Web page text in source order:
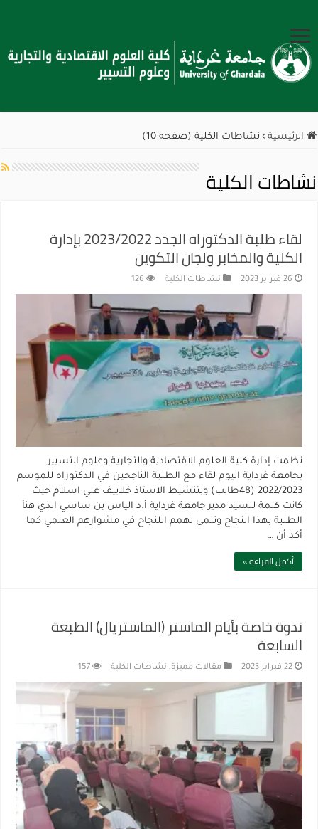
الرئيسية › نشاطات الكلية (صفحه 10)
نشاطات الكلية
لقاء طلبة الدكتوراه الجدد 2023/2022 بإدارة
الكلية والمخابر ولجان التكوين
26 فبراير 2023 نشاطات الكلية 126
نظمت إدارة كلية العلوم الاقتصادية والتجارية وعلوم التسيير
بجامعة غرداية اليوم لقاء مع الطلبة الناجحين في الدكتوراه للموسم
2022/2023 (48طالب) وبتنشيط الاستاذ خلاييف علي اسلام حيث
كانت كلمة للسيد مدير جامعة غرداية أ.د الياس بن ساسي الذي هنأ
الطلبة بهذا النجاح وتنمى لهمم اللنجاح في مشوارهم العلمي كما
أكد أن …
أكمل القراءة »
ندوة خاصة بأيام الماستر (الماستريال) الطبعة
السابعة
22 فبراير 2023 مقالات مميزة, نشاطات الكلية 157